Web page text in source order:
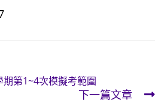
第1~4次模擬考範圍
下一篇文章